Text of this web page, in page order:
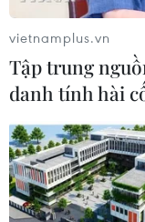
động viên./.
vietnamplus.vn
Tập trung
danh tính hài